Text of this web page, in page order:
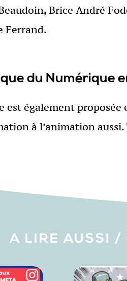
Brice André
Ferrand.
du Numérique
est également proposée
à l’animation aussi.
A LIRE AUSSI /